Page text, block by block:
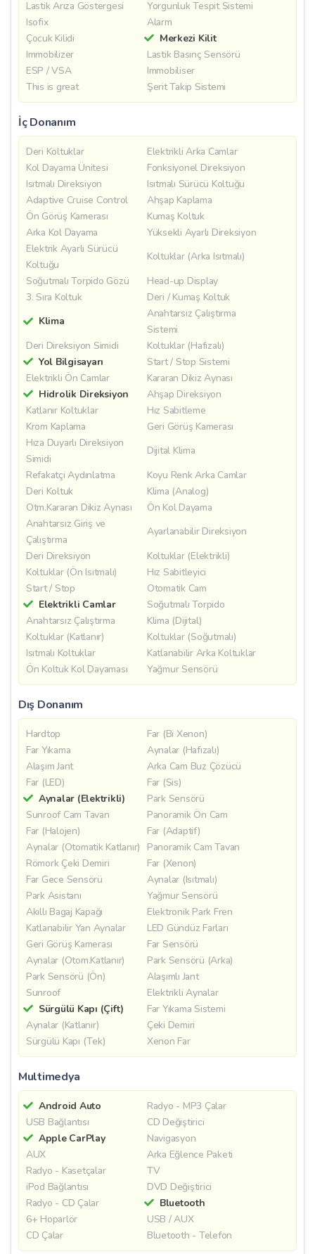
Lastik Arıza Göstergesi
Yorgunluk Tespit Sistemi
Isofix
Alarm
Çocuk Kilidi
Merkezi Kilit
Immobilizer
Lastik Basınç Sensörü
ESP / VSA
Immobiliser
This is great
Şerit Takip Sistemi
İç Donanım
Deri Koltuklar
Elektrikli Arka Camlar
Kol Dayama Ünitesi
Fonksiyonel Direksiyon
Isıtmalı Direksiyon
Isıtmalı Sürücü Koltuğu
Adaptive Cruise Control
Ahşap Kaplama
Ön Görüş Kamerası
Kumaş Koltuk
Arka Kol Dayama
Yüksekli Ayarlı Direksiyon
Elektrik Ayarlı Sürücü
Koltuğu
Koltuklar (Arka Isıtmalı)
Soğutmalı Torpido Gözü
Head-up Display
3. Sıra Koltuk
Deri / Kumaş Koltuk
Klima
Anahtarsız Çalıştırma
Sistemi
Deri Direksiyon Simidi
Koltuklar (Hafızalı)
Yol Bilgisayarı
Start / Stop Sistemi
Elektrikli Ön Camlar
Kararan Dikiz Aynası
Hidrolik Direksiyon
Ahşap Direksiyon
Katlanır Koltuklar
Hız Sabitleme
Krom Kaplama
Geri Görüş Kamerası
Hıza Duyarlı Direksiyon
Simidi
Dijital Klima
Refakatçi Aydınlatma
Koyu Renk Arka Camlar
Deri Koltuk
Klima (Analog)
Otm.Kararan Dikiz Aynası
Ön Kol Dayama
Anahtarsız Giriş ve
Çalıştırma
Ayarlanabilir Direksiyon
Deri Direksiyon
Koltuklar (Elektrikli)
Koltuklar (Ön Isıtmalı)
Hız Sabitleyici
Start / Stop
Otomatik Cam
Elektrikli Camlar
Soğutmalı Torpido
Anahtarsız Çalıştırma
Klima (Dijital)
Koltuklar (Katlanır)
Koltuklar (Soğutmalı)
Isıtmalı Koltuklar
Katlanabilir Arka Koltuklar
Ön Koltuk Kol Dayaması
Yağmur Sensörü
Dış Donanım
Hardtop
Far (Bi Xenon)
Far Yıkama
Aynalar (Hafızalı)
Alaşım Jant
Arka Cam Buz Çözücü
Far (LED)
Far (Sis)
Aynalar (Elektrikli)
Park Sensörü
Sunroof Cam Tavan
Panoramik Ön Cam
Far (Halojen)
Far (Adaptif)
Aynalar (Otomatik Katlanır)
Panoramik Cam Tavan
Römork Çeki Demiri
Far (Xenon)
Far Gece Sensörü
Aynalar (Isıtmalı)
Park Asistanı
Yağmur Sensörü
Akıllı Bagaj Kapağı
Elektronik Park Fren
Katlanabilir Yan Aynalar
LED Gündüz Farları
Geri Görüş Kamerası
Far Sensörü
Aynalar (Otom.Katlanır)
Park Sensörü (Arka)
Park Sensörü (Ön)
Alaşımlı Jant
Sunroof
Elektrikli Aynalar
Sürgülü Kapı (Çift)
Far Yıkama Sistemi
Aynalar (Katlanır)
Çeki Demiri
Sürgülü Kapı (Tek)
Xenon Far
Multimedya
Android Auto
Radyo - MP3 Çalar
USB Bağlantısı
CD Değiştirici
Apple CarPlay
Navigasyon
AUX
Arka Eğlence Paketi
Radyo - Kasetçalar
TV
iPod Bağlantısı
DVD Değiştirici
Radyo - CD Çalar
Bluetooth
6+ Hoparlör
USB / AUX
CD Çalar
Bluetooth - Telefon